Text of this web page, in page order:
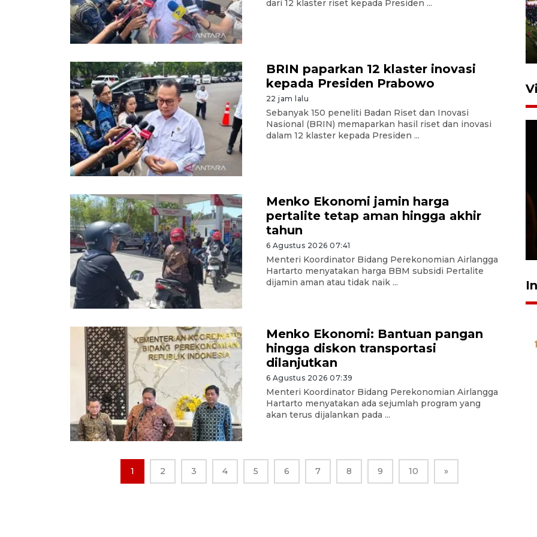
dari 12 klaster riset kepada Presiden ...
BRIN paparkan 12 klaster inovasi
kepada Presiden Prabowo
22 jam lalu
Sebanyak 150 peneliti Badan Riset dan Inovasi
Nasional (BRIN) memaparkan hasil riset dan inovasi
dalam 12 klaster kepada Presiden ...
Menko Ekonomi jamin harga
pertalite tetap aman hingga akhir
tahun
6 Agustus 2026 07:41
Menteri Koordinator Bidang Perekonomian Airlangga
Hartarto menyatakan harga BBM subsidi Pertalite
dijamin aman atau tidak naik ...
Menko Ekonomi: Bantuan pangan
hingga diskon transportasi
dilanjutkan
6 Agustus 2026 07:39
Menteri Koordinator Bidang Perekonomian Airlangga
Hartarto menyatakan ada sejumlah program yang
akan terus dijalankan pada ...
1 2 3 4 5 6 7 8 9 10 »
UPACARA HUT KE-78
SPPG di Gorontalo jaga
kandungan gizi paket MBG
23 Februari 2026 18:20